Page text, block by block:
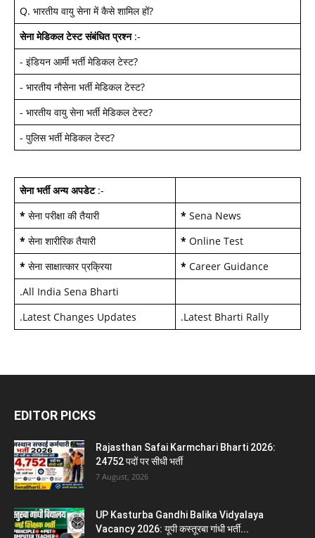
Q. भारतीय वायु सेना में कैसे शामिल हों?
सेना मेडिकल टेस्ट संबंधित प्रश्न:-
- इंडियन आर्मी भर्ती मेडिकल टेस्ट?
- भारतीय नौसेना भर्ती मेडिकल टेस्ट?
- भारतीय वायु सेना भर्ती मेडिकल टेस्ट?
- पुलिस भर्ती मेडिकल टेस्ट?
सेना भर्ती अन्य अपडेट:-
* सेना परीक्षा की तैयारी * Sena News
* सेना शारीरिक तैयारी * Online Test
* सेना साक्षात्कार प्रक्रिया * Career Guidance
.All India Sena Bharti
.Latest Changes Updates .Latest Bharti Rally
EDITOR PICKS
Rajasthan Safai Karmchari Bharti 2026:
24752 पदों पर सीधी भर्ती
7 August, 2026
UP Kasturba Gandhi Balika Vidyalaya
Vacancy 2026: यूपी कस्तूरबा गांधी भर्ती...